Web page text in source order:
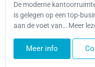
De moderne
is gelegen op een top-
aan de voet van… Meer
Meer info